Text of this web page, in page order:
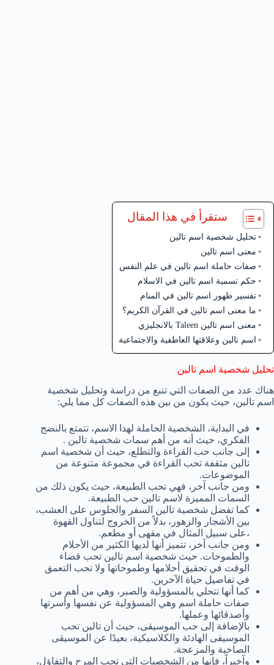
ستقرأ في هذا المقال
تحليل شخصية اسم تالين
معنى اسم تالين
صفات حاملة اسم تالين في علم النفس
حكم تسمية اسم تالين في الاسلام
تفسير ظهور اسم تالين في المنام
ما معنى اسم تالين في القرآن الكريم؟
معنى اسم تالين Taleen بالانجليزي
اسم تالين وعلاقتها العاطفية والاجتماعية
تحليل شخصية اسم تالين
هناك عدد من الصفات التي تنبع من دراسة وتحليل شخصية
اسم تالين، حيث يكون من بين هذه الصفات كل مما يلي:
في البداية، الشخصية الحاملة لهذا الاسم، تتمتع بالنضج
الفكري، حيث أنه من أهم سمات شخصية تالين .
إلى جانب حب القراءة والتطلع، حيث أن شخصية اسم
تالين مثقفة تحب القراءة في مجموعة متنوعة من
الموضوعات.
ومن جانب آخر، فهي تحب الطبيعة، حيث يكون ذلك من
السمات المميزة لاسم تالين حب الطبيعة.
كما تفضل شخصية تالين السفر والجلوس على العشب،
بين الأشجار والزهور، بدلاً من الخروج لتناول القهوة
،على سبيل المثال في مقهى أو مطعم.
ومن جانب آخر، تتميز أنها لديها الكثير من الأحلام
والطموحات. حيث شخصية اسم تالين تحب قضاء
الوقت في تحقيق أحلامها وطموحاتها ولا تحب التعمق
في تفاصيل حياة الآخرين.
كما أنها تتحلي بالمسؤولية والصبر، وهي من أهم من
صفات حاملة اسم وهي المسؤولية عن نفسها وأسرتها
وأصدقائها وعملها.
بالإضافة إلى حب الموسيقى، حيث أن تالين تحب
الموسيقى الهادئة والكلاسيكية، بعيدًا عن الموسيقى
الصاخبة والمزعجة.
وآخيراً، فإنها من الشخصيات التي تحب المرح والتفاؤل،